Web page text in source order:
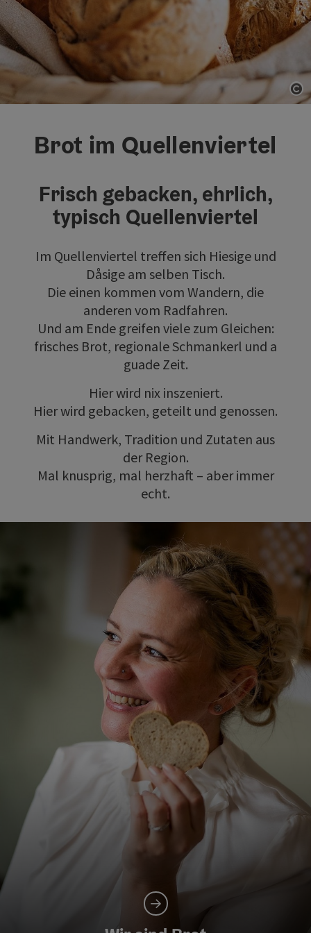
Brot im Quellenviertel
Frisch gebacken, ehrlich,
typisch Quellenviertel
Im Quellenviertel treffen sich Hiesige und
Dåsige am selben Tisch.
Die einen kommen vom Wandern, die
anderen vom Radfahren.
Und am Ende greifen viele zum Gleichen:
frisches Brot, regionale Schmankerl und a
guade Zeit.
Hier wird nix inszeniert.
Hier wird gebacken, geteilt und genossen.
Mit Handwerk, Tradition und Zutaten aus
der Region.
Mal knusprig, mal herzhaft – aber immer
echt.